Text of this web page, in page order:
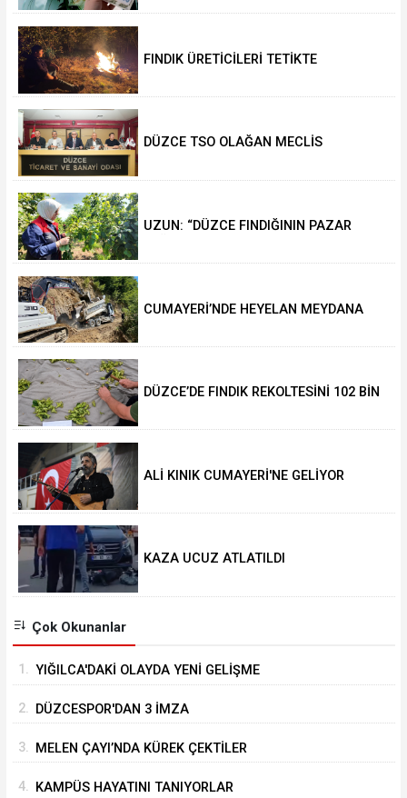
FINDIK ÜRETİCİLERİ TETİKTE
DÜZCE TSO OLAĞAN MECLİS
UZUN: “DÜZCE FINDIĞININ PAZAR
CUMAYERİ’NDE HEYELAN MEYDANA
DÜZCE’DE FINDIK REKOLTESİNİ 102 BİN
ALİ KINIK CUMAYERİ'NE GELİYOR
KAZA UCUZ ATLATILDI
Çok Okunanlar
1. YIĞILCA'DAKİ OLAYDA YENİ GELİŞME
2. DÜZCESPOR'DAN 3 İMZA
3. MELEN ÇAYI’NDA KÜREK ÇEKTİLER
4. KAMPÜS HAYATINI TANIYORLAR